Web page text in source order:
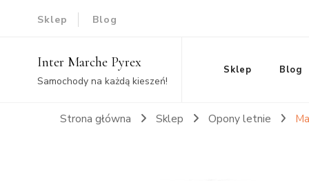
Sklep Blog
Inter Marche Pyrex
Samochody na każdą kieszeń!
Sklep Blog
Strona główna Sklep Opony letnie